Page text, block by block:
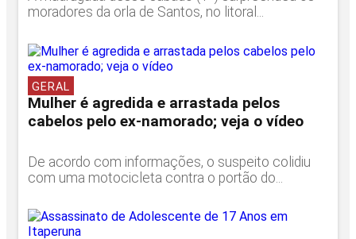
moradores da orla de Santos, no litoral...
GERAL
Mulher é agredida e arrastada pelos
cabelos pelo ex-namorado; veja o vídeo
De acordo com informações, o suspeito colidiu
com uma motocicleta contra o portão do...